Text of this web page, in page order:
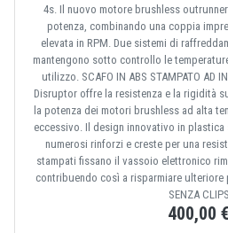
4s. Il nuovo motore brushless
potenza, combinando una coppia
elevata in RPM. Due sistemi di
mantengono sotto controllo le
utilizzo. SCAFO IN ABS STAMPATO AD
Disruptor offre la resistenza e la rigidità
la potenza dei motori brushless ad alta
eccessivo. Il design innovativo in plastica
numerosi rinforzi e creste per una
stampati fissano il vassoio elettronico
contribuendo così a risparmiare ulteriore
SENZA CLIPS
400,00 €